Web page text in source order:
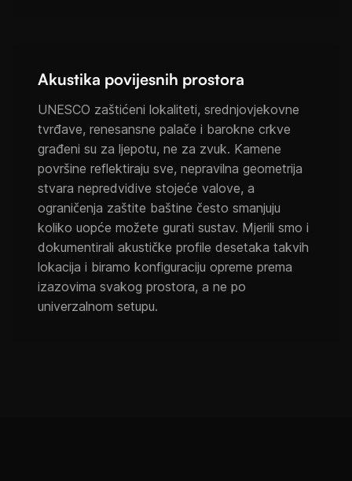
Akustika povijesnih prostora
UNESCO zaštićeni lokaliteti, srednjovjekovne
tvrđave, renesansne palače i barokne crkve
građeni su za ljepotu, ne za zvuk. Kamene
površine reflektiraju sve, nepravilna geometrija
stvara nepredvidive stojeće valove, a
ograničenja zaštite baštine često smanjuju
koliko uopće možete gurati sustav. Mjerili smo i
dokumentirali akustičke profile desetaka takvih
lokacija i biramo konfiguraciju opreme prema
izazovima svakog prostora, a ne po
univerzalnom setupu.